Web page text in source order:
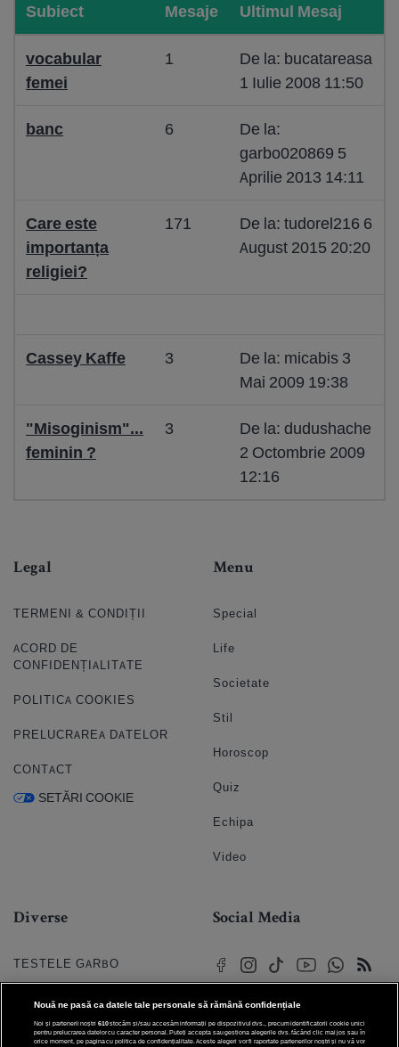
Subiect Mesaje Ultimul Mesaj
vocabular
femei
1
De la: bucatareasa
1 Iulie 2008 11:50
banc 6
De la:
garbo020869 5
Aprilie 2013 14:11
Care este
importanța
religiei?
171
De la: tudorel216 6
August 2015 20:20
Cassey Kaffe 3
De la: micabis 3
Mai 2009 19:38
"Misoginism"...
feminin ?
3
De la: dudushache
2 Octombrie 2009
12:16
Legal
TERMENI & CONDIȚII
ACORD DE
CONFIDENȚIALITATE
POLITICA COOKIES
PRELUCRAREA DATELOR
CONTACT
SETĂRI COOKIE
Menu
Special
Life
Societate
Stil
Horoscop
Quiz
Echipa
Video
Diverse
TESTELE GARBO
HOROSCOP
HOROSCOPUL IUBIRII
Social Media
Nouă ne pasă ca datele tale personale să rămână confidențiale
Noi și partenerii noștri 610stocăm și/sau accesăm informații pe dispozitivul dvs., precum identificatorii cookie unici
pentru prelucrarea datelor cu caracter personal. Puteți accepta sau gestiona alegerile dvs. făcând clic mai jos sau în
orice moment, pe pagina cu politica de confidențialitate. Aceste alegeri vor fi raportate partenerilor noștri și nu vă vor